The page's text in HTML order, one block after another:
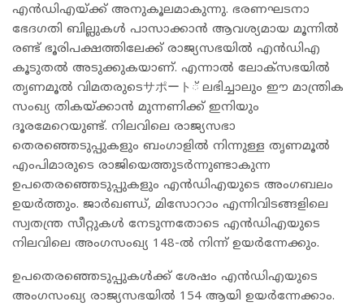
എൻഡിഎയ്ക്ക് അനുകൂലമാകുന്നു. ഭരണഘടനാ
ഭേദഗതി ബില്ലുകൾ പാസാക്കാൻ ആവശ്യമായ മൂന്നിൽ
രണ്ട് ഭൂരിപക്ഷത്തിലേക്ക് രാജ്യസഭയിൽ എൻഡിഎ
കൂടുതൽ അടുക്കുകയാണ്. എന്നാൽ ലോക്സഭയിൽ
തൃണമൂൽ വിമതരുടെサポート് ലഭിച്ചാലും ഈ മാന്ത്രിക
സംഖ്യ തികയ്ക്കാൻ മുന്നണിക്ക് ഇനിയും
ദൂരമേറെയുണ്ട്. നിലവിലെ രാജ്യസഭാ
തെരഞ്ഞെടുപ്പുകളും ബംഗാളിൽ നിന്നുള്ള തൃണമൂൽ
എംപിമാരുടെ രാജിയെത്തുടർന്നുണ്ടാകുന്ന
ഉപതെരഞ്ഞെടുപ്പുകളും എൻഡിഎയുടെ അംഗബലം
ഉയർത്തും. ജാർഖണ്ഡ്, മിസോറാം എന്നിവിടങ്ങളിലെ
സ്വതന്ത്ര സീറ്റുകൾ നേടുന്നതോടെ എൻഡിഎയുടെ
നിലവിലെ അംഗസംഖ്യ 148-ൽ നിന്ന് ഉയർന്നേക്കും.
ഉപതെരഞ്ഞെടുപ്പുകൾക്ക് ശേഷം എൻഡിഎയുടെ
അംഗസംഖ്യ രാജ്യസഭയിൽ 154 ആയി ഉയർന്നേക്കാം.